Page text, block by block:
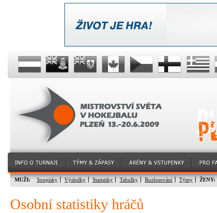
MUŽI: Soupisky Výsledky Statistiky Tabulky Rozlosování Týmy ŽENY:
Osobní statistiky hráčů